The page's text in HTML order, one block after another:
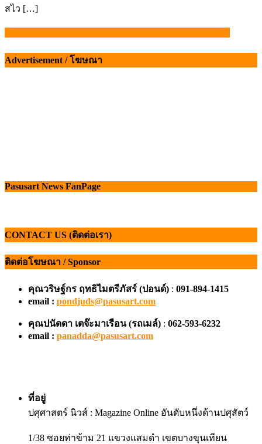
สไว […]
แนะแนว
เรื่อง
Advertisement / โฆษณา
Pasusart News FanPage
CONTACT US (ติดต่อเรา)
ติดต่อโฆษณา / Sponsor
คุณวริษฐ์กร ฤทธิไมตรีภัสร์ (ปอนด์) : 091-894-1415
email : pondjuds@pasusart.com
คุณปนัดดา เตจ๊ะมาเรือน (รถเมล์) : 062-593-6232
email : panadda@pasusart.com
ที่อยู่
ปศุศาสตร์ นิวส์ : Magazine Online อันดับหนึ่งด้านปศุสัตว์
1/38 ซอยท่าข้าม 21 แขวงแสมดำ เขตบางขุนเทียน